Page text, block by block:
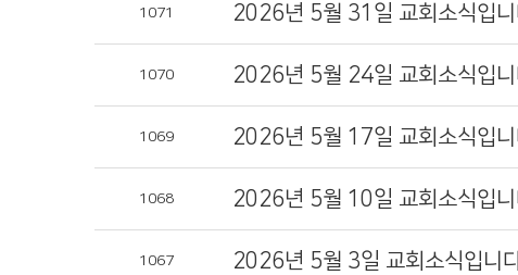
1071 2026년 5월 31일 교회소식입니
1070 2026년 5월 24일 교회소식입니
1069 2026년 5월 17일 교회소식입니
1068 2026년 5월 10일 교회소식입니
1067 2026년 5월 3일 교회소식입니